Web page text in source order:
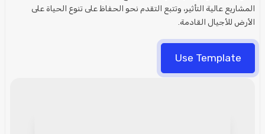
المشاريع عالية التأثير، وتتبع التقدم نحو الحفاظ على تنوع الحياة على
الأرض للأجيال القادمة.
Use Template